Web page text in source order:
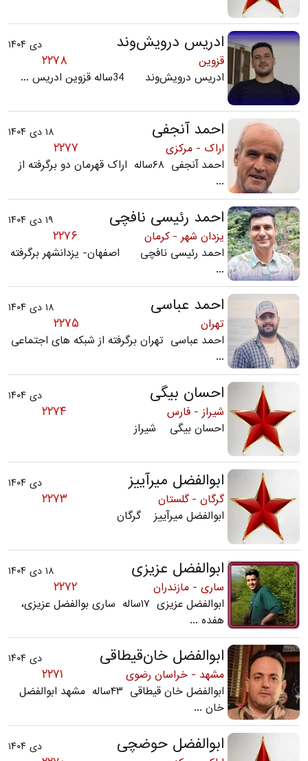
دی ۱۴۰۴ ادریس درویش‌وند
۲۲۷۸
قزوین
ادریس درویش‌وند 34ساله قزوین ادریس ...
۱۸ دی ۱۴۰۴ احمد آنجفی
۲۲۷۷
اراک - مرکزی
احمد آنجفی ۶۸ساله اراک قهرمان دو برگرفته از
...
۱۹ دی ۱۴۰۴ احمد رئیسی نافچی
۲۲۷۶
یزدان شهر - کرمان
احمد رئیسی نافچی اصفهان- یزدانشهر برگرفته
...
۱۸ دی ۱۴۰۴ احمد عباسی
۲۲۷۵
تهران
احمد عباسی تهران برگرفته از شبکه های اجتماعی
...
دی ۱۴۰۴ احسان بیگی
۲۲۷۴
شیراز - فارس
احسان بیگی شیراز
دی ۱۴۰۴ ابوالفضل میرآییز
۲۲۷۳
گرگان - گلستان
ابوالفضل میرآییز گرگان
۱۸ دی ۱۴۰۴ ابوالفضل عزیزی
۲۲۷۲
ساری - مازندران
ابوالفضل عزیزی ۱۷ساله ساری بوالفضل عزیزی،
هفده ...
دی ۱۴۰۴ ابوالفضل خان‌قیطاقی
۲۲۷۱
مشهد - خراسان رضوی
ابوالفضل خان قیطاقی ۴۳ساله مشهد ابوالفضل
خان ...
دی ۱۴۰۴ ابوالفضل حوضچی